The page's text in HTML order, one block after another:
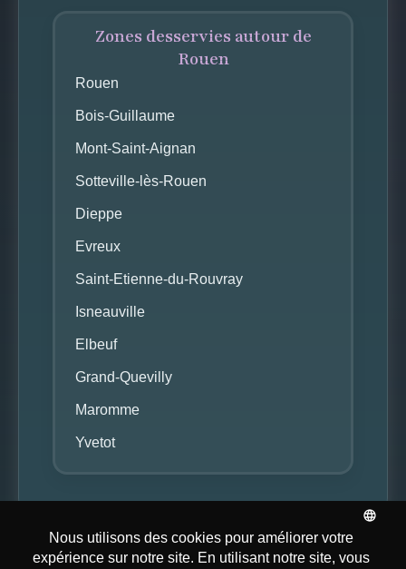
Zones desservies autour de
Rouen
Rouen
Bois-Guillaume
Mont-Saint-Aignan
Sotteville-lès-Rouen
Dieppe
Evreux
Saint-Etienne-du-Rouvray
Isneauville
Elbeuf
Grand-Quevilly
Maromme
Yvetot
© NY Center 2026. Tous
droits réservés.
Mentions
Légales
Site réalisé par
Digital Palmy Inc